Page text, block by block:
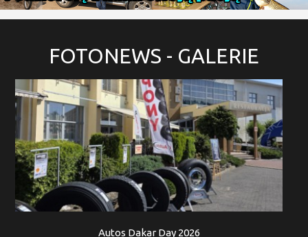
FOTONEWS - GALERIE
Autos Dakar Day 2026